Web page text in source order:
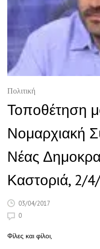
Πολιτική
Τοποθέτηση
Νομαρχιακή
Νέας
Καστοριά, 2/
03/04/2017
0
Φίλες και φίλοι,